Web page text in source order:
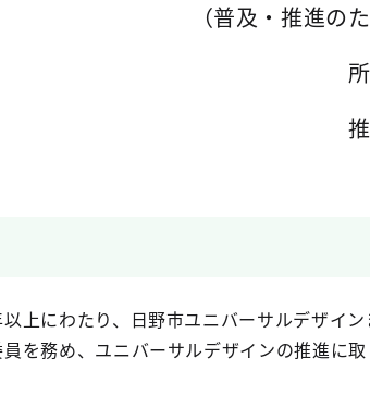
（普及・推進の
上にわたり、日野市ユニバーサルデザイ
を務め、ユニバーサルデザインの推進に